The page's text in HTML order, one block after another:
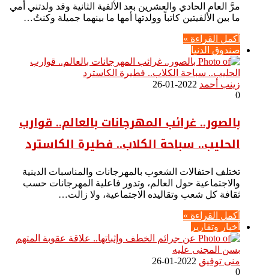
مرَّ العام الحادي والعشرين بعد الألفية الثانية وقد ولدتني أمي
ما بين الألفيتين كاتباً وولدتها أمها ما بينهما جميلة وكنتُ…
أكمل القراءة »
صندوق الدنيا
زينب أحمد 2022-01-26
0
بالصور.. غرائب المهرجانات بالعالم.. قوارب
الحليب.. سباحة الكلاب.. فطيرة الكاسترد
تختلف احتفالات الشعوب بالمهرجانات والمناسبات الدينية
والاجتماعية حول العالم، وتدور فاعلية المهرجانات حسب
ثقافة كل شعب وتقاليده الاجتماعية، ولا زالت…
أكمل القراءة »
أخبار وتقارير
منى توفيق 2022-01-26
0